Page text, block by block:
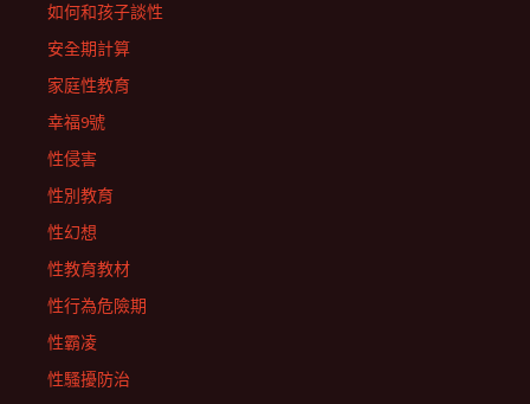
如何和孩子談性
安全期計算
家庭性教育
幸福9號
性侵害
性別教育
性幻想
性教育教材
性行為危險期
性霸凌
性騷擾防治